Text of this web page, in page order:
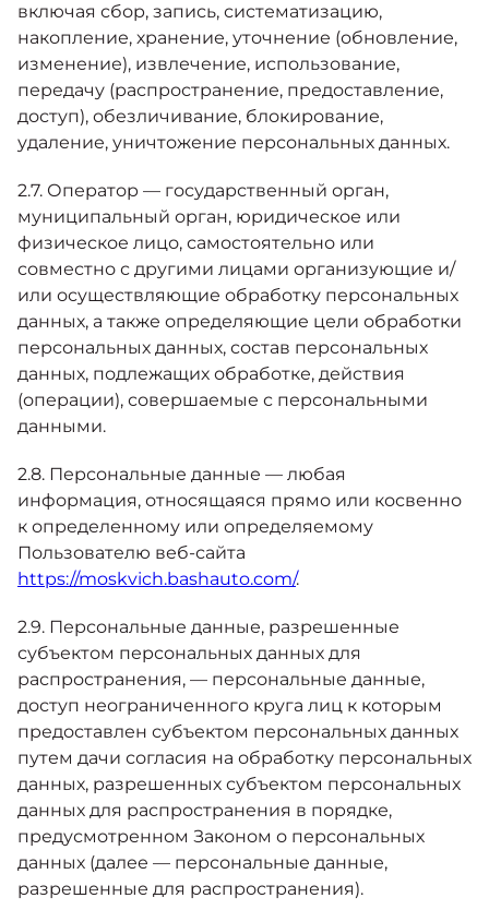
включая сбор, запись, систематизацию,
накопление, хранение, уточнение (обновление,
изменение), извлечение, использование,
передачу (распространение, предоставление,
доступ), обезличивание, блокирование,
удаление, уничтожение персональных данных.
2.7. Оператор — государственный орган,
муниципальный орган, юридическое или
физическое лицо, самостоятельно или
совместно с другими лицами организующие и/
или осуществляющие обработку персональных
данных, а также определяющие цели обработки
персональных данных, состав персональных
данных, подлежащих обработке, действия
(операции), совершаемые с персональными
данными.
2.8. Персональные данные — любая
информация, относящаяся прямо или косвенно
к определенному или определяемому
Пользователю веб-сайта
https://moskvich.bashauto.com/.
2.9. Персональные данные, разрешенные
субъектом персональных данных для
распространения, — персональные данные,
доступ неограниченного круга лиц к которым
предоставлен субъектом персональных данных
путем дачи согласия на обработку персональных
данных, разрешенных субъектом персональных
данных для распространения в порядке,
предусмотренном Законом о персональных
данных (далее — персональные данные,
разрешенные для распространения).